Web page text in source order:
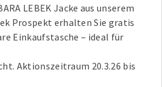
LEBEK Jacke aus unserem
Prospekt erhalten Sie gratis
Einkaufstasche – ideal für
Aktionszeitraum 20.3.26 bis